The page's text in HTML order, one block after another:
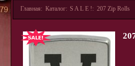
Главная: Каталог: S A L E !: 207 Zip Rolls